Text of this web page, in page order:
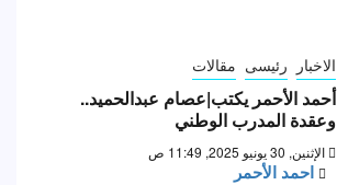
الاخبار رئيسى مقالات
أحمد الأحمر يكتب|عصام عبدالحميد..
وعقدة المدرب الوطني
الإثنين, 30 يونيو 2025, 11:49 ص
احمد الأحمر